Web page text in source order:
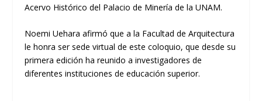
Acervo Histórico del Palacio de Minería de la UNAM.
Noemi Uehara afirmó que a la Facultad de Arquitectura
le honra ser sedevirtualde este coloquio, que desde su
primera edición ha reunido a investigadores de
diferentes instituciones de educación superior.